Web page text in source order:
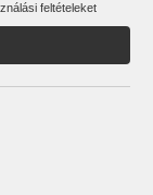
feltételeket